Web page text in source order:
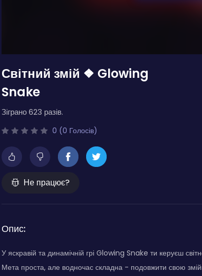
Світний змій ❖ Glowing
Snake
Зіграно 623 разів.
0 (0 Голосів)
Не працює?
Опис:
У яскравій та динамічній грі Glowing Snake ти керуєш
Мета проста, але водночас складна - подовжити свою